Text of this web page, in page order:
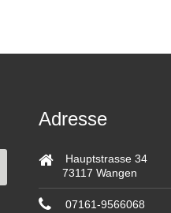
Adresse
Hauptstrasse 34
73117 Wangen
07161-9566068